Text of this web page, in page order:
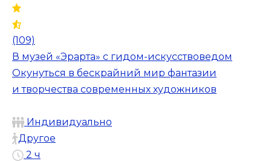
(109)
В музей «Эрарта» с гидом-искусствоведом
Окунуться в бескрайний мир фантазии
и творчества современных художников
Индивидуально
Другое
2 ч